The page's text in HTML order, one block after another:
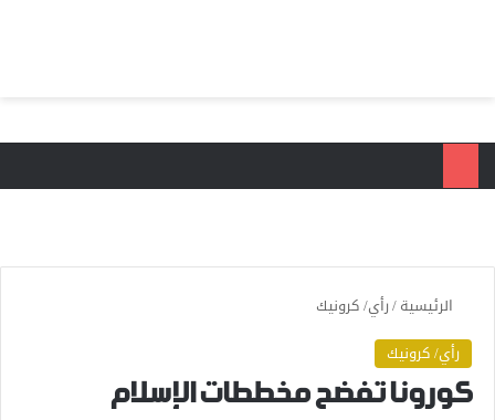
الرئيسية/رأي/ كرونيك
رأي/ كرونيك
كورونا تفضح مخططات الإسلام